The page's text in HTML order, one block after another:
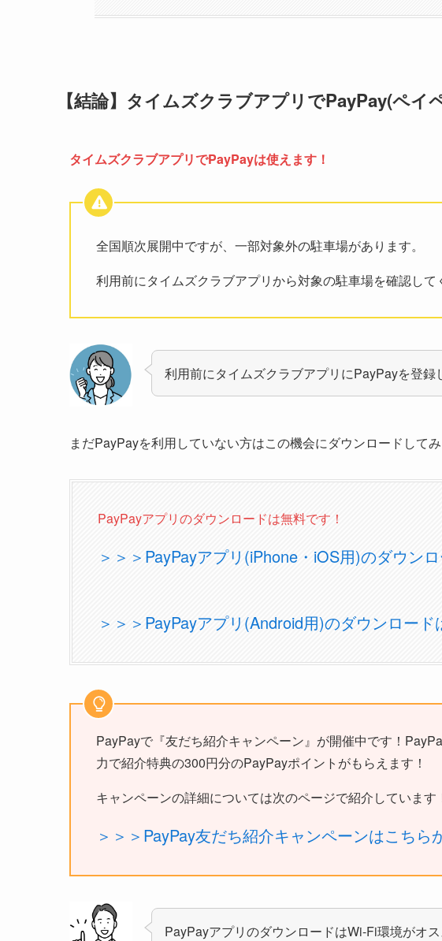
【結論】タイムズクラブアプリでPayPay(ペイ
タイムズクラブアプリでPayPayは使えます！
全国順次展開中ですが、一部対象外の駐車場があります。
利用前にタイムズクラブアプリから対象の駐車場を確認して
利用前にタイムズクラブアプリにPayPayを登録
まだPayPayを利用していない方はこの機会にダウンロードしてみ
PayPayアプリのダウンロードは無料です！
＞＞＞PayPayアプリ(iPhone・iOS用)のダウン
＞＞＞PayPayアプリ(Android用)のダウンロード
PayPayで『友だち紹介キャンペーン』が開催中です！
力で紹介特典の300円分のPayPayポイントがもらえます！
キャンペーンの詳細については次のページで紹介しています
＞＞＞PayPay友だち紹介キャンペーンはこちら
PayPayアプリのダウンロードはWi-Fi環境がオ